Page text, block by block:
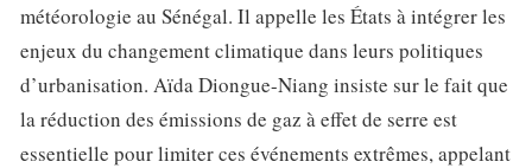
météorologie au Sénégal. Il appelle les États à intégrer les
enjeux du changement climatique dans leurs politiques
d’urbanisation. Aïda Diongue-Niang insiste sur le fait que
la réduction des émissions de gaz à effet de serre est
essentielle pour limiter ces événements extrêmes, appelant